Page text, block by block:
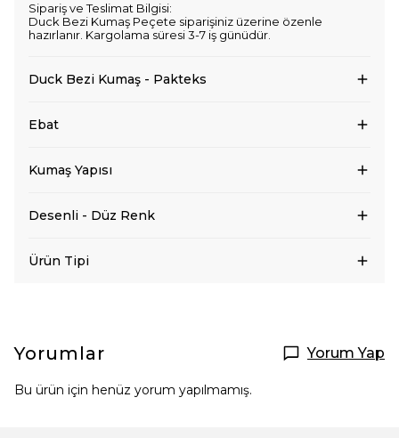
Sipariş ve Teslimat Bilgisi:
Duck Bezi Kumaş Peçete siparişiniz üzerine özenle
hazırlanır. Kargolama süresi 3-7 iş günüdür.
Duck Bezi Kumaş - Pakteks
Ebat
Kumaş Yapısı
Desenli - Düz Renk
Ürün Tipi
Yorumlar Yorum Yap
Bu ürün için henüz yorum yapılmamış.